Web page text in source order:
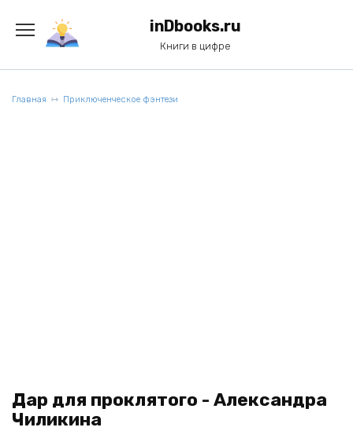
содержанию
inDbooks.ru
Книги в цифре
Главная Приключенческое фэнтези
Дар для проклятого - Александра
Чиликина